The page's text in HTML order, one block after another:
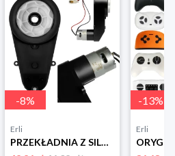
-8%
Erli
PRZEKŁADNIA Z SILNIKIEM 12V/20000rpm/45W Silnik Napęd do auta na akumulator
-13%
Erli